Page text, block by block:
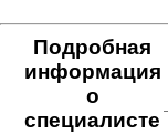
Подробная
информация
о
специалисте